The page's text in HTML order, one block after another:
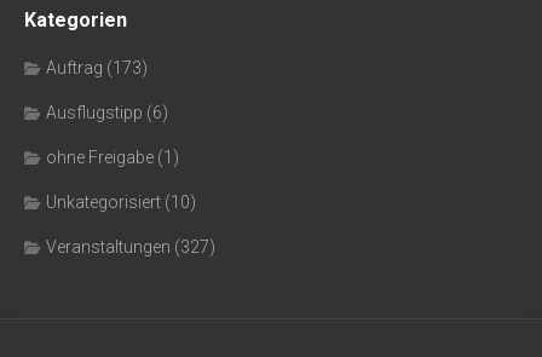
Kategorien
Auftrag (173)
Ausflugstipp (6)
ohne Freigabe (1)
Unkategorisiert (10)
Veranstaltungen (327)